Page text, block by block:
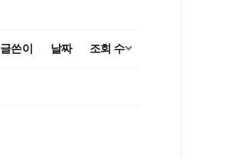
글쓴이 날짜 조회 수